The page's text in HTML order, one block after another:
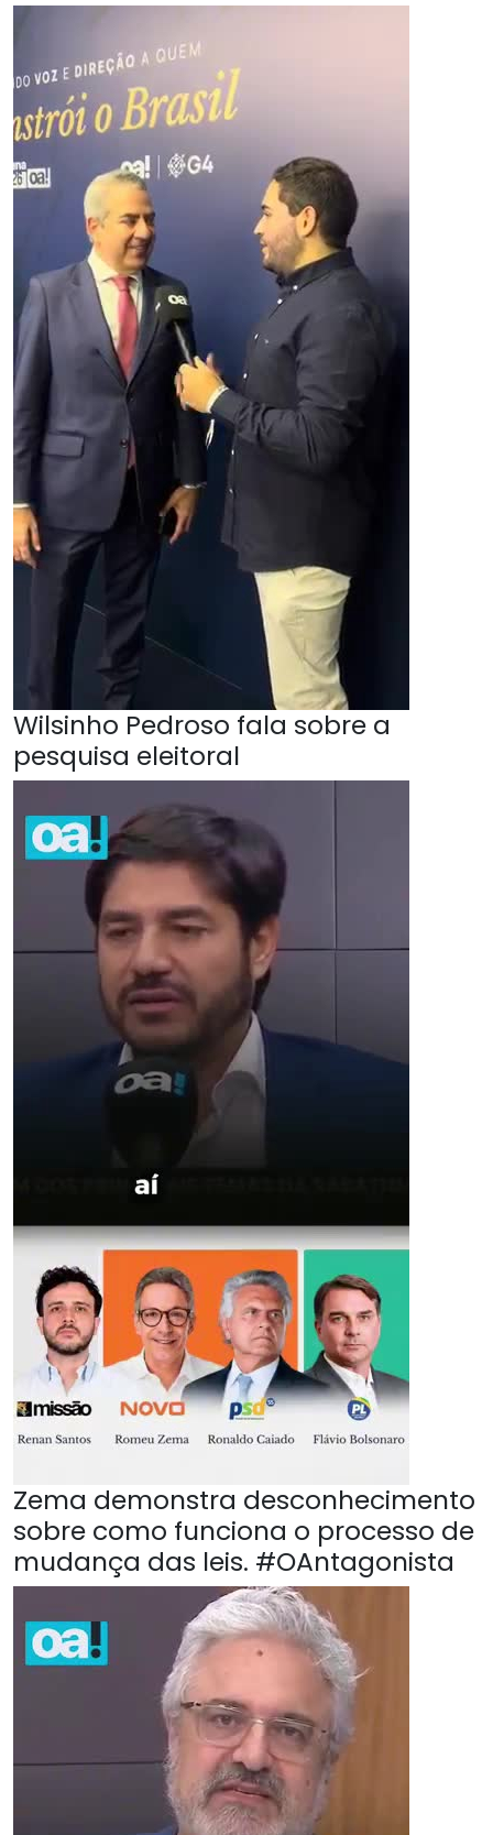
Wilsinho Pedroso fala sobre a
pesquisa eleitoral
Zema demonstra desconhecimento
sobre como funciona o processo de
mudança das leis. #OAntagonista